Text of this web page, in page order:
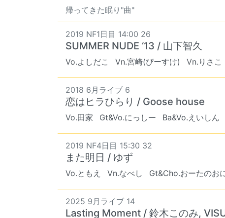
帰ってきた眠り"曲"
2019 NF1日目 14:00 26
SUMMER NUDE ‘13 / 山下智久
Vo.よしだこ Vn.宮崎(ぴーすけ) Vn.りさこ
2018 6月ライブ 6
恋はヒラひらり / Goose house
Vo.田家 Gt&Vo.にっしー Ba&Vo.えいしん
2019 NF4日目 15:30 32
また明日 / ゆず
Vo.ともえ Vn.なべし Gt&Cho.おーたのお
2025 9月ライブ 14
Lasting Moment / 鈴木このみ,